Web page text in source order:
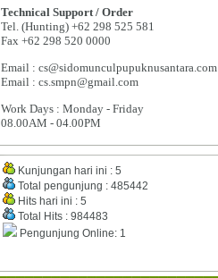
Technical Support / Order
Tel. (Hunting) +62 298 525 581
Fax +62 298 520 0000
Email : cs@sidomunculpupuknusantara.com
Email : cs.smpn@gmail.com
Work Days : Monday - Friday
08.00AM - 04.00PM
Kunjungan hari ini : 5
Total pengunjung : 485442
Hits hari ini : 5
Total Hits : 984483
Pengunjung Online: 1